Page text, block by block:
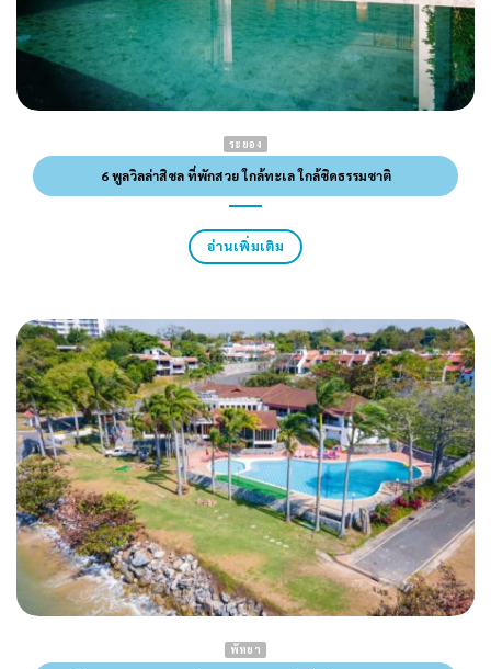
ระยอง
6 พูลวิลล่าสิชล ที่พักสวย ใกล้ทะเล ใกล้ชิดธรรมชาติ
อ่านเพิ่มเติม
พัทยา